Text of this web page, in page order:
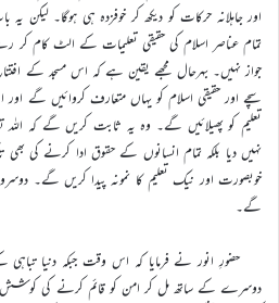
اور جاہلانہ حرکات کو دیکھ کر خوفزدہ ہی ہوگا۔ لیکن
تمام عناصر اسلام کی حقیقی تعلیمات کے الٹ کام
جواز نہیں۔ بہرحال مجھے یقین ہے کہ اس مسجد کے
سچے اور حقیقی اسلام کو یہاں متعارف کروائیں گے
تعلیم کو پھیلائیں گے۔ وہ یہ ثابت کریں گے کہ
نہیں دیا بلکہ تمام انسانوں کے حقوق ادا کرنے کی
خوبصورت اور نیک تعلیم کا نمونہ پیدا کریں گے۔
گے۔
حضورِ انور نے فرمایا کہ اس وقت جبکہ دنیا
دوسرے کے ساتھ مل کر امن کو قائم کرنے کی کوشش